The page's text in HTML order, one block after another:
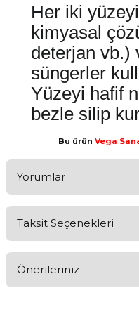
Her iki
kimyasal
deterjan vb.)
süngerler
Yüzeyi hafif
bezle silip
Bu ürün Vega
Yorumlar
Taksit Seçenekleri
Önerileriniz